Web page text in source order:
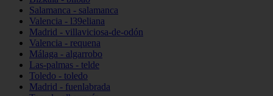
Salamanca - salamanca
Valencia - l39eliana
Madrid - villaviciosa-de-odón
Valencia - requena
Málaga - algarrobo
Las-palmas - telde
Toledo - toledo
Madrid - fuenlabrada